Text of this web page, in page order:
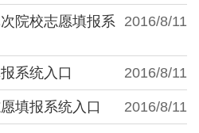
2016/8/11
院校志愿填报系
2016/8/11
系统入口
2016/8/11
填报系统入口